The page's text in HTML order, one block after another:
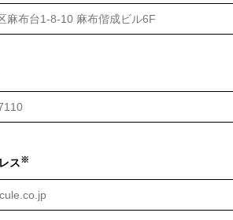
ス※